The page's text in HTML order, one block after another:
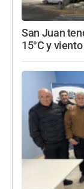
San Juan
15°C y